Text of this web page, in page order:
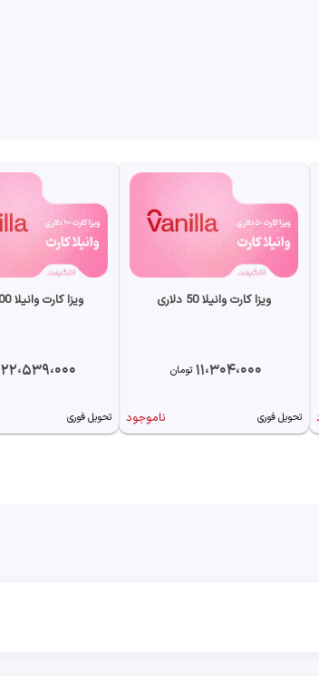
ویزا کارت وانیلا 50 دلاری
11،304،000 تومان
تحویل فوری ناموجود
ویزا کارت وانیلا 100 دلاری
22،539،000
تحویل فوری